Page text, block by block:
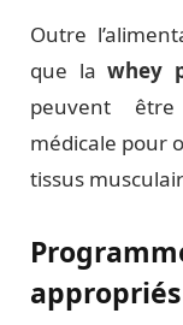
Outre
que lawhey
peuvent être
médicale pour
tissus
appropriés